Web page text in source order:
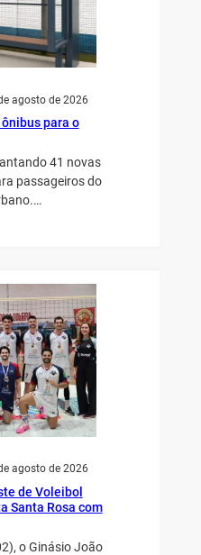
agosto de 2026
para o
41 novas
passageiros do
agosto de 2026
de Voleibol
Santa Rosa com
o Ginásio João